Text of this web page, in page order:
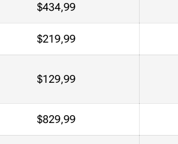
$434,99
$219,99
$129,99
$829,99